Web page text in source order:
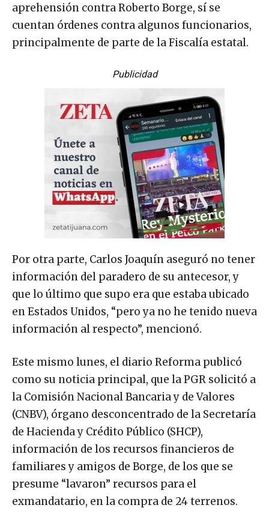
aprehensión contra Roberto Borge, sí se
cuentan órdenes contra algunos funcionarios,
principalmente de parte de la Fiscalía estatal.
Publicidad
Por otra parte, Carlos Joaquín aseguró no tener
información del paradero de su antecesor, y
que lo último que supo era que estaba ubicado
en Estados Unidos, “pero ya no he tenido nueva
información al respecto”, mencionó.
Este mismo lunes, el diario Reforma publicó
como su noticia principal, que la PGR solicitó a
la Comisión Nacional Bancaria y de Valores
(CNBV), órgano desconcentrado de la Secretaría
de Hacienda y Crédito Público (SHCP),
información de los recursos financieros de
familiares y amigos de Borge, de los que se
presume “lavaron” recursos para el
exmandatario, en la compra de 24 terrenos.